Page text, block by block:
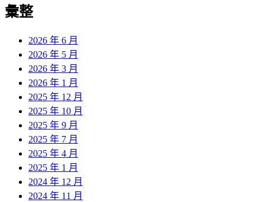
彙整
2026 年 6 月
2026 年 5 月
2026 年 3 月
2026 年 1 月
2025 年 12 月
2025 年 10 月
2025 年 9 月
2025 年 7 月
2025 年 4 月
2025 年 1 月
2024 年 12 月
2024 年 11 月